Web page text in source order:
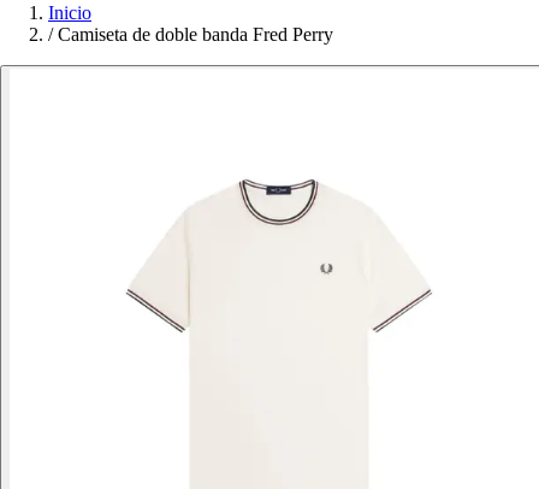
Inicio
/ Camiseta de doble banda Fred Perry